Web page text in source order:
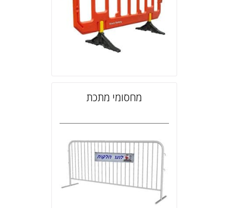
מחסומי מתכת